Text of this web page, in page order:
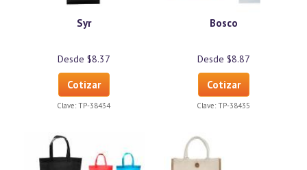
Syr
Desde $8.37
Cotizar
Clave: TP-38434
Bosco
Desde $8.87
Cotizar
Clave: TP-38435